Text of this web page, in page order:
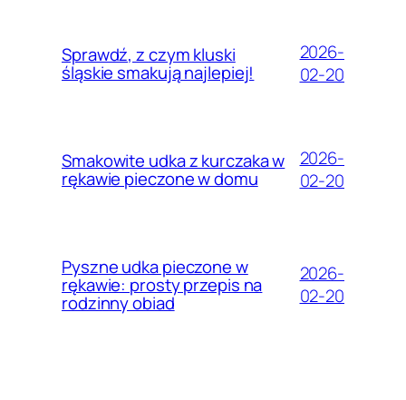
Sprawdź, z czym kluski
śląskie smakują najlepiej!
2026-
02-20
Smakowite udka z kurczaka w
rękawie pieczone w domu
2026-
02-20
Pyszne udka pieczone w
rękawie: prosty przepis na
rodzinny obiad
2026-
02-20